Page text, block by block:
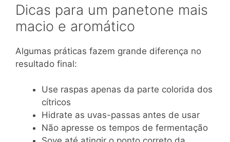
Dicas para um panetone mais
macio e aromático
Algumas práticas fazem grande diferença no
resultado final:
Use raspas apenas da parte colorida dos
cítricos
Hidrate as uvas-passas antes de usar
Não apresse os tempos de fermentação